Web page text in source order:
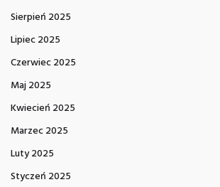
Sierpień 2025
Lipiec 2025
Czerwiec 2025
Maj 2025
Kwiecień 2025
Marzec 2025
Luty 2025
Styczeń 2025